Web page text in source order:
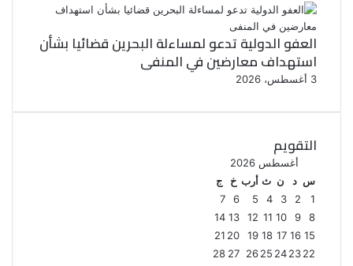
العفو الدولية تدعو لمساءلة البحرين قضائيا بشأن
استهداف معارضين في المنفى
3 أغسطس، 2026
التقويم
أغسطس 2026
س د ن ث أرب خ
ج
1
2
3
4
5
6
7
8
9
10
11
12
13
14
15
16
17
18
19
20
21
22
23
24
25
26
27
28